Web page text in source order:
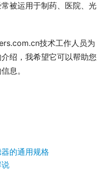
被运用于制药、医院、光
绍，我希望它可以帮助您
息。
的通用规格